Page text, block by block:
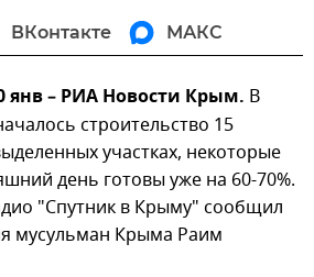
ВКонтакте МАКС
– РИА Новости Крым. В
строительство 15
участках, некоторые
день готовы уже на 60-70%.
"Спутник в Крыму" сообщил
мусульман Крыма Раим